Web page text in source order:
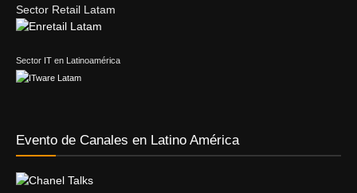
Sector Retail Latam
Sector IT en Latinoamérica
Evento de Canales en Latino América